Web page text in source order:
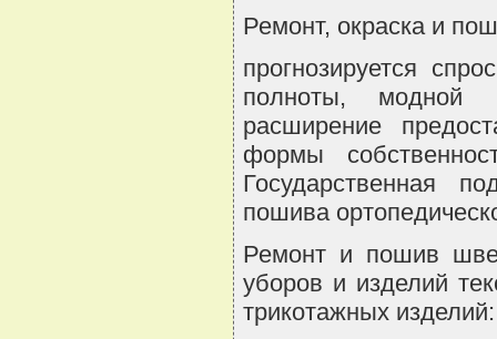
Ремонт, окраска и
прогнозируется
полноты, модной
расширение
формы
Государственная
пошива
Ремонт и пошив
уборов и изделий
трикотажных изделий: